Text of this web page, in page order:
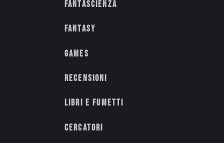
Fantascienza
Fantasy
Games
Recensioni
Libri e fumetti
Cercatori